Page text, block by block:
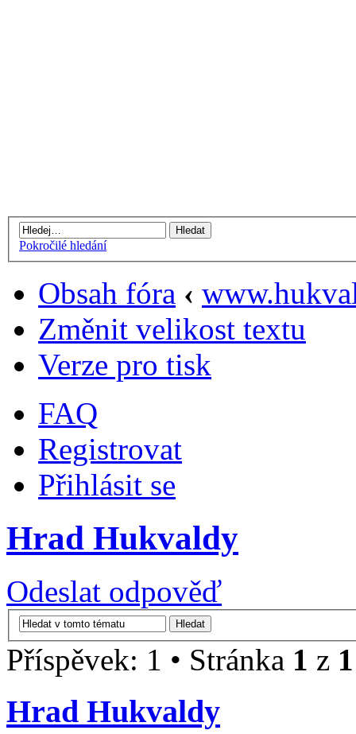
Pokročilé hledání
Obsah fóra ‹
Změnit velikost textu
Verze pro tisk
FAQ
Registrovat
Přihlásit se
Hrad Hukvaldy
Odeslat odpověď
Příspěvek: 1 • Stránka 1 z 1
Hrad Hukvaldy